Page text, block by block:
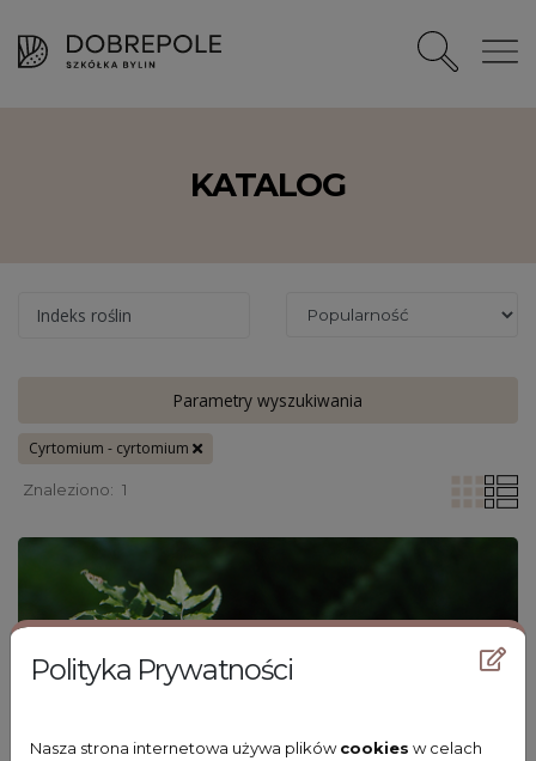
Polityka Prywatności
Nasza strona internetowa używa plikówcookies w celach
KATALOG
Indeks roślin
Parametry wyszukiwania
Cyrtomium - cyrtomium
Znaleziono: 1